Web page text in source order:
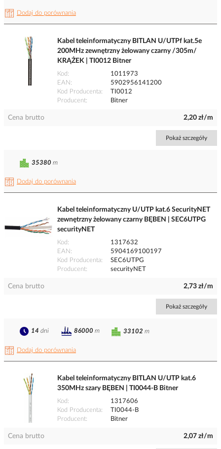
Dodaj do porównania
Kabel teleinformatyczny BITLAN U/UTPf kat.5e
200MHz zewnętrzny żelowany czarny /305m/
KRĄŻEK | TI0012 Bitner
Kod
1011973
EAN
5902956141200
Kod Producenta
TI0012
Producent
Bitner
Cena brutto 2,20 zł/m
Pokaż szczegóły
Dodaj do porównania
35380 m
Kabel teleinformatyczny U/UTP kat.6 SecurityNET
zewnętrzny żelowany czarny BĘBEN | SEC6UTPG
securityNET
Kod
1317632
EAN
5904169100197
Kod Producenta
SEC6UTPG
Producent
securityNET
Cena brutto 2,73 zł/m
Pokaż szczegóły
Dodaj do porównania
33102 m
14 dni 86000 m
Kabel teleinformatyczny BITLAN U/UTP kat.6
350MHz szary BĘBEN | TI0044-B Bitner
Kod
1317606
Kod Producenta
TI0044-B
Producent
Bitner
Cena brutto 2,07 zł/m